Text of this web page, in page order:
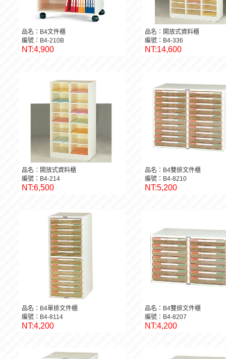
品名：B4文件櫃
編號：B4-210B
NT:4,900
品名：開放式資料櫃
編號：B4-336
NT:14,600
品名：開放式資料櫃
編號：B4-214
NT:6,500
品名：B4雙排文件櫃
編號：B4-8210
NT:5,200
品名：B4單排文件櫃
編號：B4-8114
NT:4,200
品名：B4雙排文件櫃
編號：B4-8207
NT:4,200